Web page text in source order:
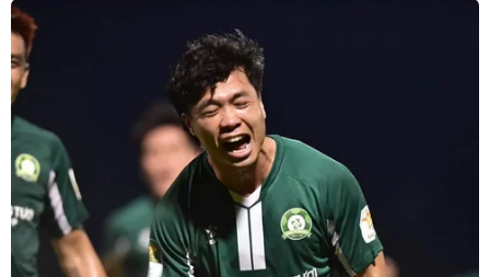
06/08/2026 04:22
Doanh nghiệp Trung Quốc đánh giá
cao triển vọng hợp tác cơ giới hóa
nông nghiệp với Việt Nam
06/08/2026 04:14
Thống đốc Fed khuyến nghị tăng lãi